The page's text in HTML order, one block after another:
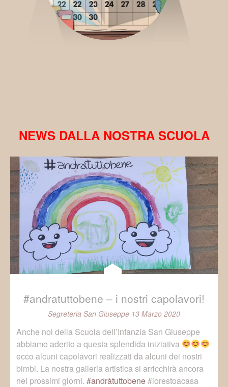
NEWS DALLA NOSTRA SCUOLA
#andratuttobene – i nostri capolavori!
Segreteria San Giuseppe 13 Marzo 2020
Anche noi della Scuola dell’Infanzia San Giuseppe
abbiamo aderito a questa splendida iniziativa
ecco alcuni capolavori realizzati da alcuni dei nostri
bimbi. La nostra galleria artistica si arricchirà ancora
nei prossimi giorni. #andràtuttobene#iorestoacasa